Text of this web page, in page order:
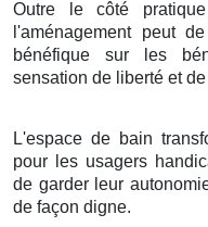
Outre le côté
l'aménagement peut
bénéfique sur les
sensation de liberté et
L'espace de bain
pour les usagers
de garder leur
de façon digne.